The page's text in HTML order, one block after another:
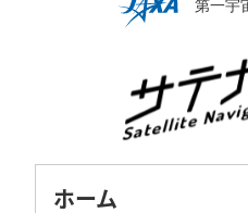
ホーム